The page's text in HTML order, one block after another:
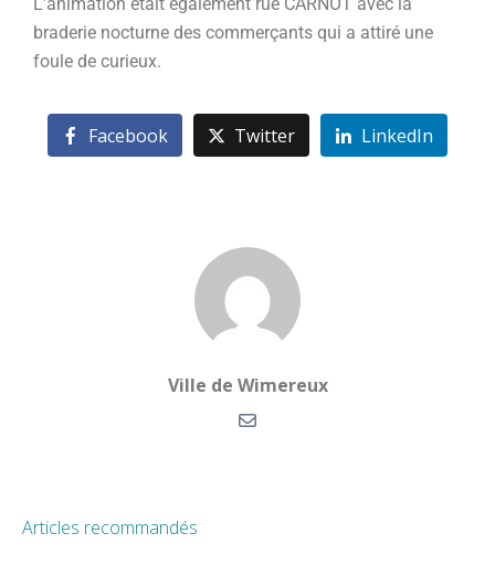
braderie nocturne des commerçants qui a attiré une
foule de curieux.
Facebook Twitter LinkedIn
Ville de Wimereux
Articles recommandés